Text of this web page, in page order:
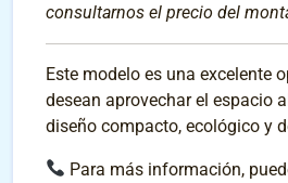
consultarnos el precio del
Este modelo es una excelente
desean aprovechar el espacio
diseño compacto, ecológico y
Para más información,